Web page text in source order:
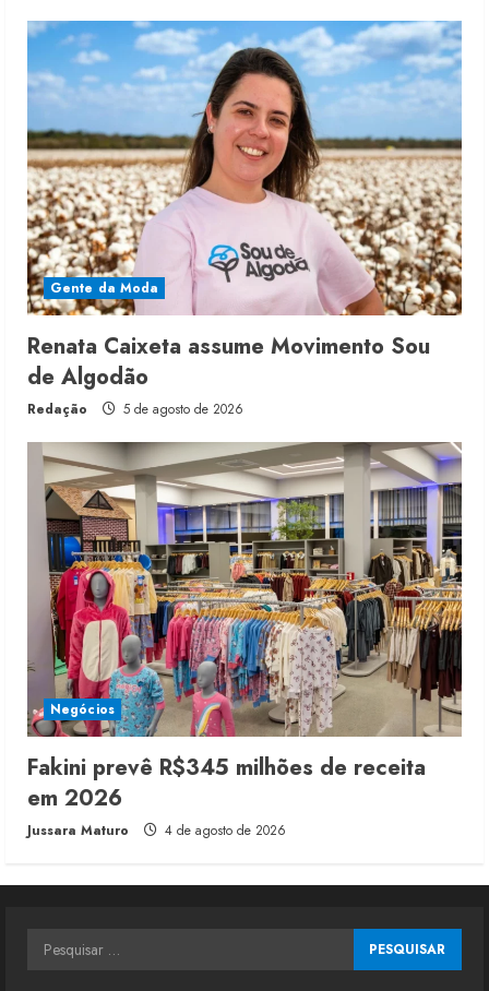
Gente da Moda
Renata Caixeta assume Movimento Sou
de Algodão
Redação 5 de agosto de 2026
Negócios
Fakini prevê R$345 milhões de receita
em 2026
Jussara Maturo 4 de agosto de 2026
Pesquisar